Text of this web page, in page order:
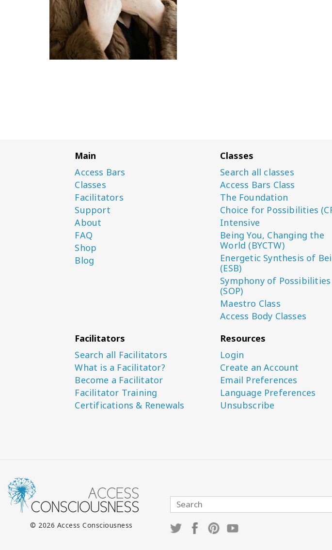
Main
Access Bars
Classes
Facilitators
Support
About
FAQ
Shop
Blog
Classes
Search all classes
Access Bars Class
The Foundation
Choice for Possibilities
Intensive
Being You, Changing the
World (BYCTW)
Energetic Synthesis of
(ESB)
Symphony of Possibilities
(SOP)
Maestro Class
Access Body Classes
Facilitators
Search all Facilitators
What is a Facilitator?
Become a Facilitator
Facilitator Training
Certifications & Renewals
Resources
Login
Create an Account
Email Preferences
Language Preferences
Unsubscribe
© 2026 Access Consciousness